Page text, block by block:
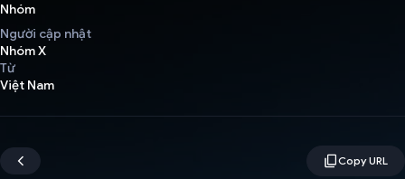
Nhóm
Người cập nhật
Nhóm X
Từ
Việt Nam